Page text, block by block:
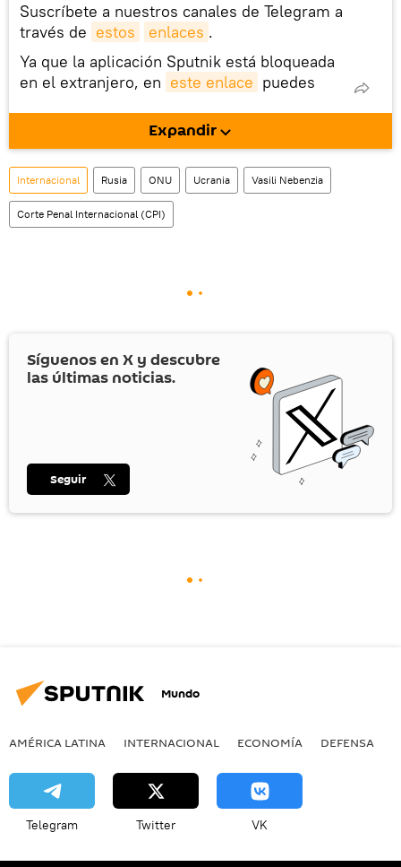
Suscríbete a nuestros canales de Telegram a
través de estos enlaces .
Ya que la aplicación Sputnik está bloqueada
en el extranjero, en este enlace puedes
móvil (¡solo para Android!).
También tenemos una cuenta en la red
social rusa VK .
Expandir
Internacional Rusia ONU Ucrania Vasili Nebenzia
Corte Penal Internacional (CPI)
Síguenos en X y descubre
las últimas noticias.
Seguir
Mundo
AMÉRICA LATINA INTERNACIONAL ECONOMÍA DEFENSA
Telegram Twitter VK